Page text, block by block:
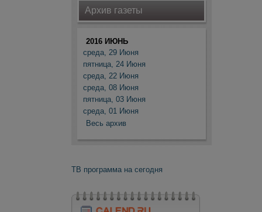
Архив газеты
2016 ИЮНЬ
среда, 29 Июня
пятница, 24 Июня
среда, 22 Июня
среда, 08 Июня
пятница, 03 Июня
среда, 01 Июня
Весь архив
ТВ программа на сегодня